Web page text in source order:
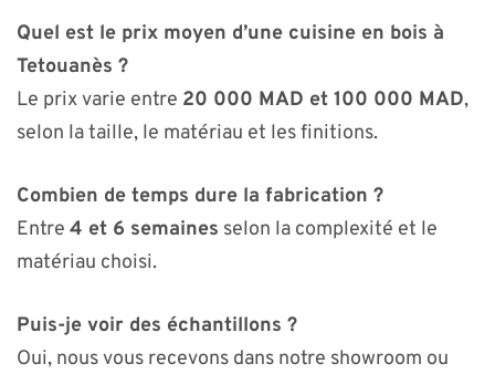
Quel est le prix moyen d’une cuisine en bois à
Tetouanès ?
Le prix varie entre 20 000 MAD et 100 000 MAD,
selon la taille, le matériau et les finitions.
Combien de temps dure la fabrication ?
Entre 4 et 6 semaines selon la complexité et le
matériau choisi.
Puis-je voir des échantillons ?
Oui, nous vous recevons dans notre showroom ou